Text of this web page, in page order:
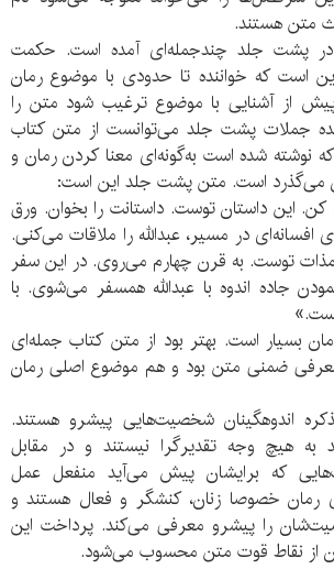
متن هستند.
پشت جلد چندجمله‌ای آمده است. حکمت
است که خواننده تا حدودی با موضوع رمان
از آشنایی با موضوع ترغیب شود متن را
جملات پشت جلد می‌توانست از متن کتاب
نوشته شده است به‌گونه‌ای معنا کردن رمان و
می‌گذرد است. متن پشت جلد این است:
این داستان توست. داستانت را بخوان. ورق
افسانه‌ای در مسیر، عبدالله را ملاقات می‌کنی.
همذات توست. به قرن چهارم می‌روی. در این سفر
جاده اندوه با عبدالله همسفر می‌شوی. با
بسیار است. بهتر بود از متن کتاب جمله‌ای
ضمنی متن بود و هم موضوع اصلی رمان
اندوهگینان شخصیت‌هایی پیشرو هستند.
هیچ وجه تقدیرگرا نیستند و در مقابل
که برایشان پیش می‌آید منفعل عمل
خصوصا زنان، کنشگر و فعال هستند و
را پیشرو معرفی می‌کند. پرداخت این
از نقاط قوت متن محسوب می‌شود.